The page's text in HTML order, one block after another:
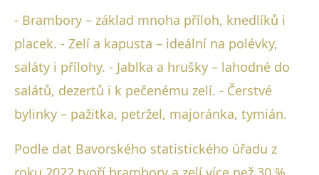
- Brambory – základ mnoha příloh, knedlíků i
placek. - Zelí a kapusta – ideální na polévky,
saláty i přílohy. - Jablka a hrušky – lahodné do
salátů, dezertů i k pečenému zelí. - Čerstvé
bylinky – pažitka, petržel, majoránka, tymián.
Podle dat Bavorského statistického úřadu z